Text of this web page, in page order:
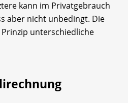
kann im Privatgebrauch
aber nicht unbedingt. Die
unterschiedliche